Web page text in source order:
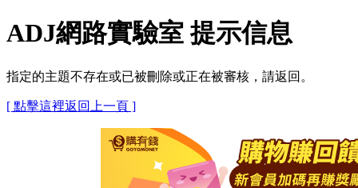
ADJ網路實驗室 提示信息
指定的主題不存在或已被刪除或正在被審核，請返回。
[ 點擊這裡返回上一頁 ]